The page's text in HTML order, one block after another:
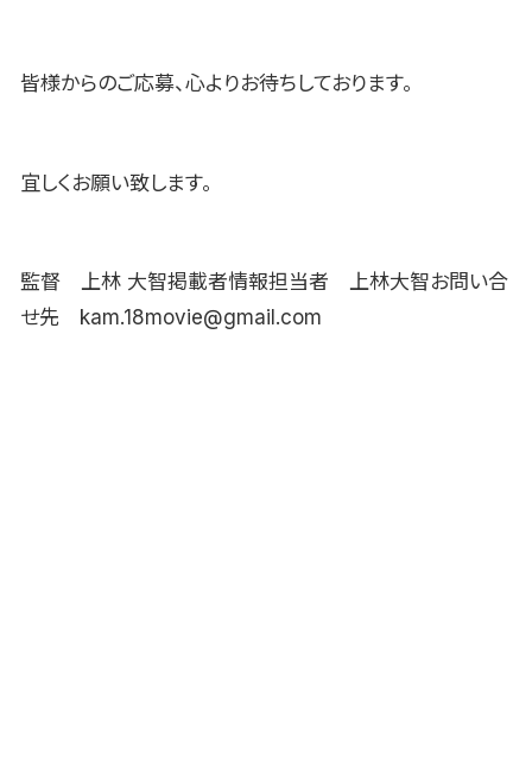
皆様からのご応募、心よりお待ちしております。
宜しくお願い致します。
監督 上林 大智掲載者情報担当者 上林大智お問い合
せ先 kam.18movie@gmail.com